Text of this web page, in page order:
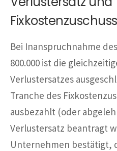
Bei Inanspruchnahme
800.000 ist die
Verlustersatzes
Tranche des
ausbezahlt (oder
Verlustersatz beantragt
Unternehmen bestätigt,